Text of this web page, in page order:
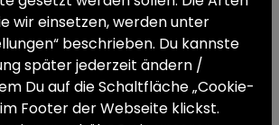
wir einsetzen, werden unter
beschrieben. Du kannste
später jederzeit ändern /
Du auf die Schaltfläche „Cookie-
Footer der Webseite klickst.